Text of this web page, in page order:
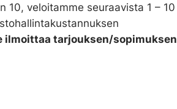
10, veloitamme seuraavista 1 – 10
ilmoittaa tarjouksen/sopimuksen